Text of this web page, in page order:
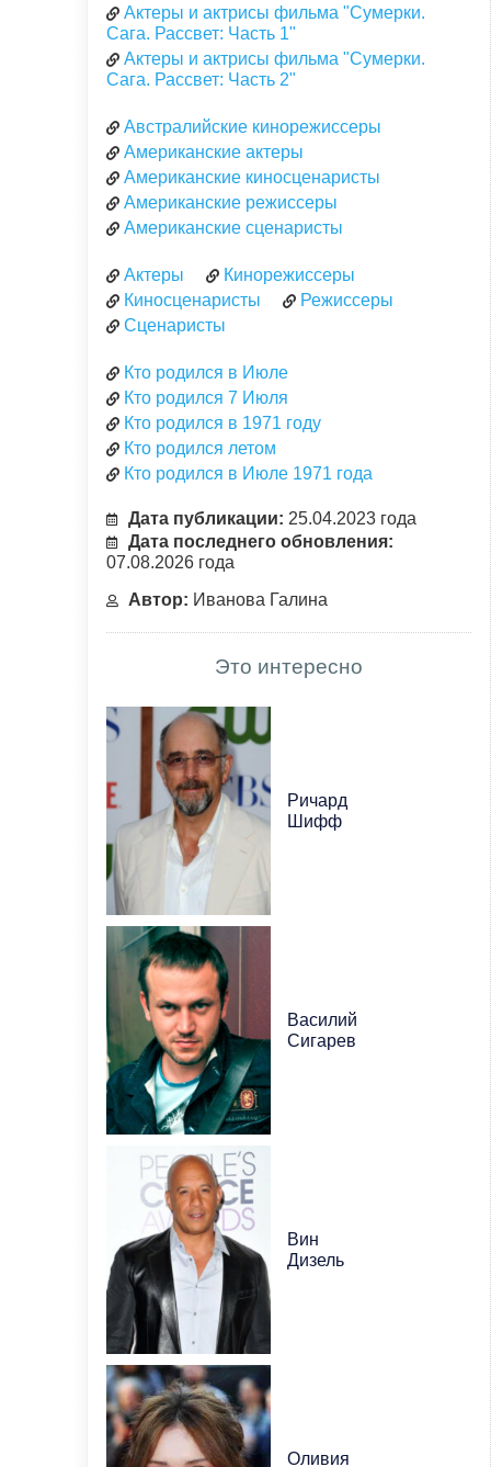
Актеры и актрисы фильма "Сумерки.
Сага. Рассвет: Часть 1"
Актеры и актрисы фильма "Сумерки.
Сага. Рассвет: Часть 2"
Австралийские кинорежиссеры
Американские актеры
Американские киносценаристы
Американские режиссеры
Американские сценаристы
Актеры
Кинорежиссеры
Киносценаристы
Режиссеры
Сценаристы
Кто родился в Июле
Кто родился 7 Июля
Кто родился в 1971 году
Кто родился летом
Кто родился в Июле 1971 года
Дата публикации: 25.04.2023 года
Дата последнего обновления:
07.08.2026 года
Автор: Иванова Галина
Это интересно
Ричард
Шифф
Василий
Сигарев
Вин
Дизель
Оливия